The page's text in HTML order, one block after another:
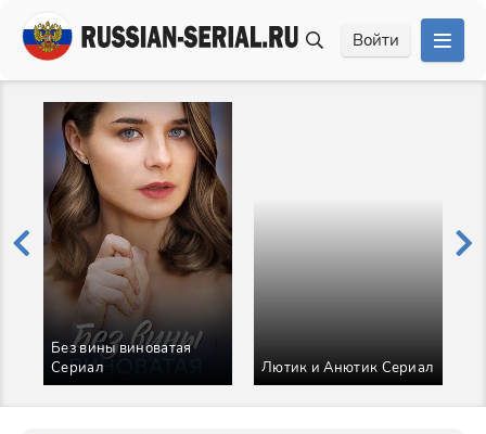
Войти
Без вины виноватая
Сериал
Лютик и Анютик Сериал